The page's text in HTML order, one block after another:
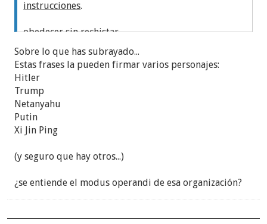
instrucciones.
obedecer sin rechistar,
Sobre lo que has subrayado...
Estas frases la pueden firmar varios personajes:
Hitler
Trump
Netanyahu
Putin
Xi Jin Ping
(y seguro que hay otros...)
¿se entiende el modus operandi de esa organización?